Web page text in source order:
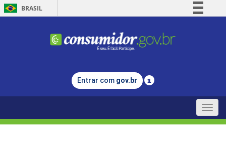
BRASIL
Comunica BR
Legislação
Entrar com gov.br
Toggle